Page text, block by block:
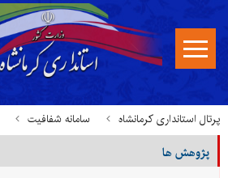
پرتال استانداری کرمانشاه سامانه شفافیت
پژوهش ها